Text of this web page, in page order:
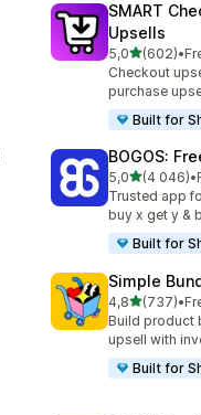
SMART
Upsells
5,0z 5 hvězd
(602)
Celkový počet
•
Checkout
purchase
Built for
BOGOS:
5,0z 5 hvězd
(4 046)
Celkový •
Trusted app
buy x get y &
Built for
Simple
4,8z 5 hvězd
(737)
Celkový •
Build product
upsell with
Built for